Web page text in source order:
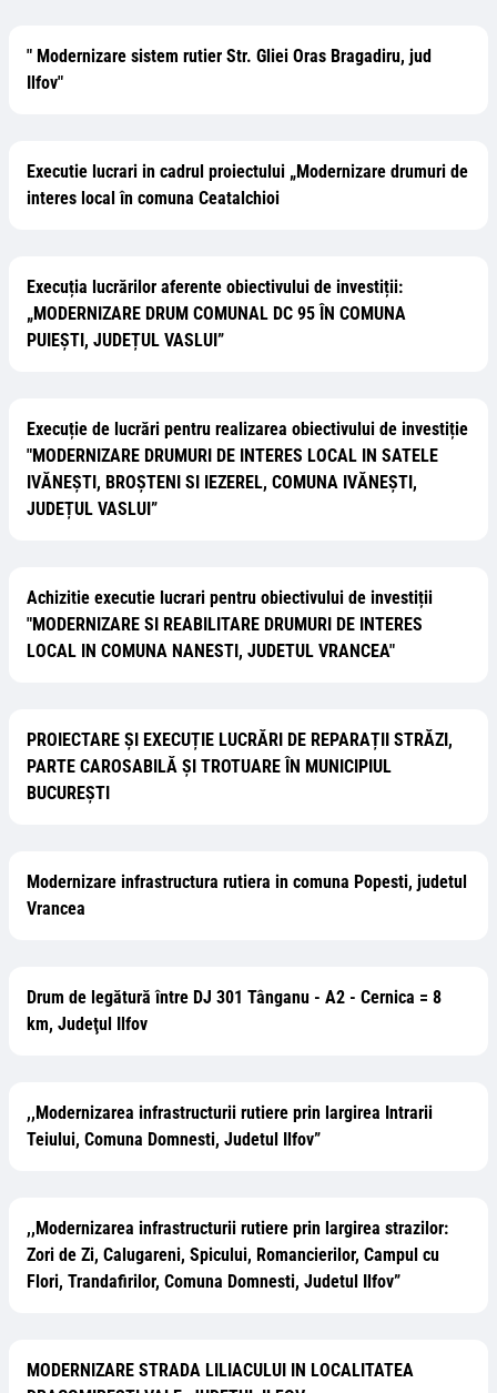
" Modernizare sistem rutier Str. Gliei Oras Bragadiru, jud
Ilfov"
Executie lucrari in cadrul proiectului „Modernizare drumuri de
interes local în comuna Ceatalchioi
Execuția lucrărilor aferente obiectivului de investiții:
„MODERNIZARE DRUM COMUNAL DC 95 ÎN COMUNA
PUIEȘTI, JUDEȚUL VASLUI”
Execuție de lucrări pentru realizarea obiectivului de investiție
"MODERNIZARE DRUMURI DE INTERES LOCAL IN SATELE
IVĂNEȘTI, BROȘTENI SI IEZEREL, COMUNA IVĂNEȘTI,
JUDEȚUL VASLUI”
Achizitie executie lucrari pentru obiectivului de investiții
"MODERNIZARE SI REABILITARE DRUMURI DE INTERES
LOCAL IN COMUNA NANESTI, JUDETUL VRANCEA"
PROIECTARE ȘI EXECUȚIE LUCRĂRI DE REPARAȚII STRĂZI,
PARTE CAROSABILĂ ȘI TROTUARE ÎN MUNICIPIUL
BUCUREȘTI
Modernizare infrastructura rutiera in comuna Popesti, judetul
Vrancea
Drum de legătură între DJ 301 Tânganu - A2 - Cernica = 8
km, Judeţul Ilfov
,,Modernizarea infrastructurii rutiere prin largirea Intrarii
Teiului, Comuna Domnesti, Judetul Ilfov”
,,Modernizarea infrastructurii rutiere prin largirea strazilor:
Zori de Zi, Calugareni, Spicului, Romancierilor, Campul cu
Flori, Trandafirilor, Comuna Domnesti, Judetul Ilfov”
MODERNIZARE STRADA LILIACULUI IN LOCALITATEA